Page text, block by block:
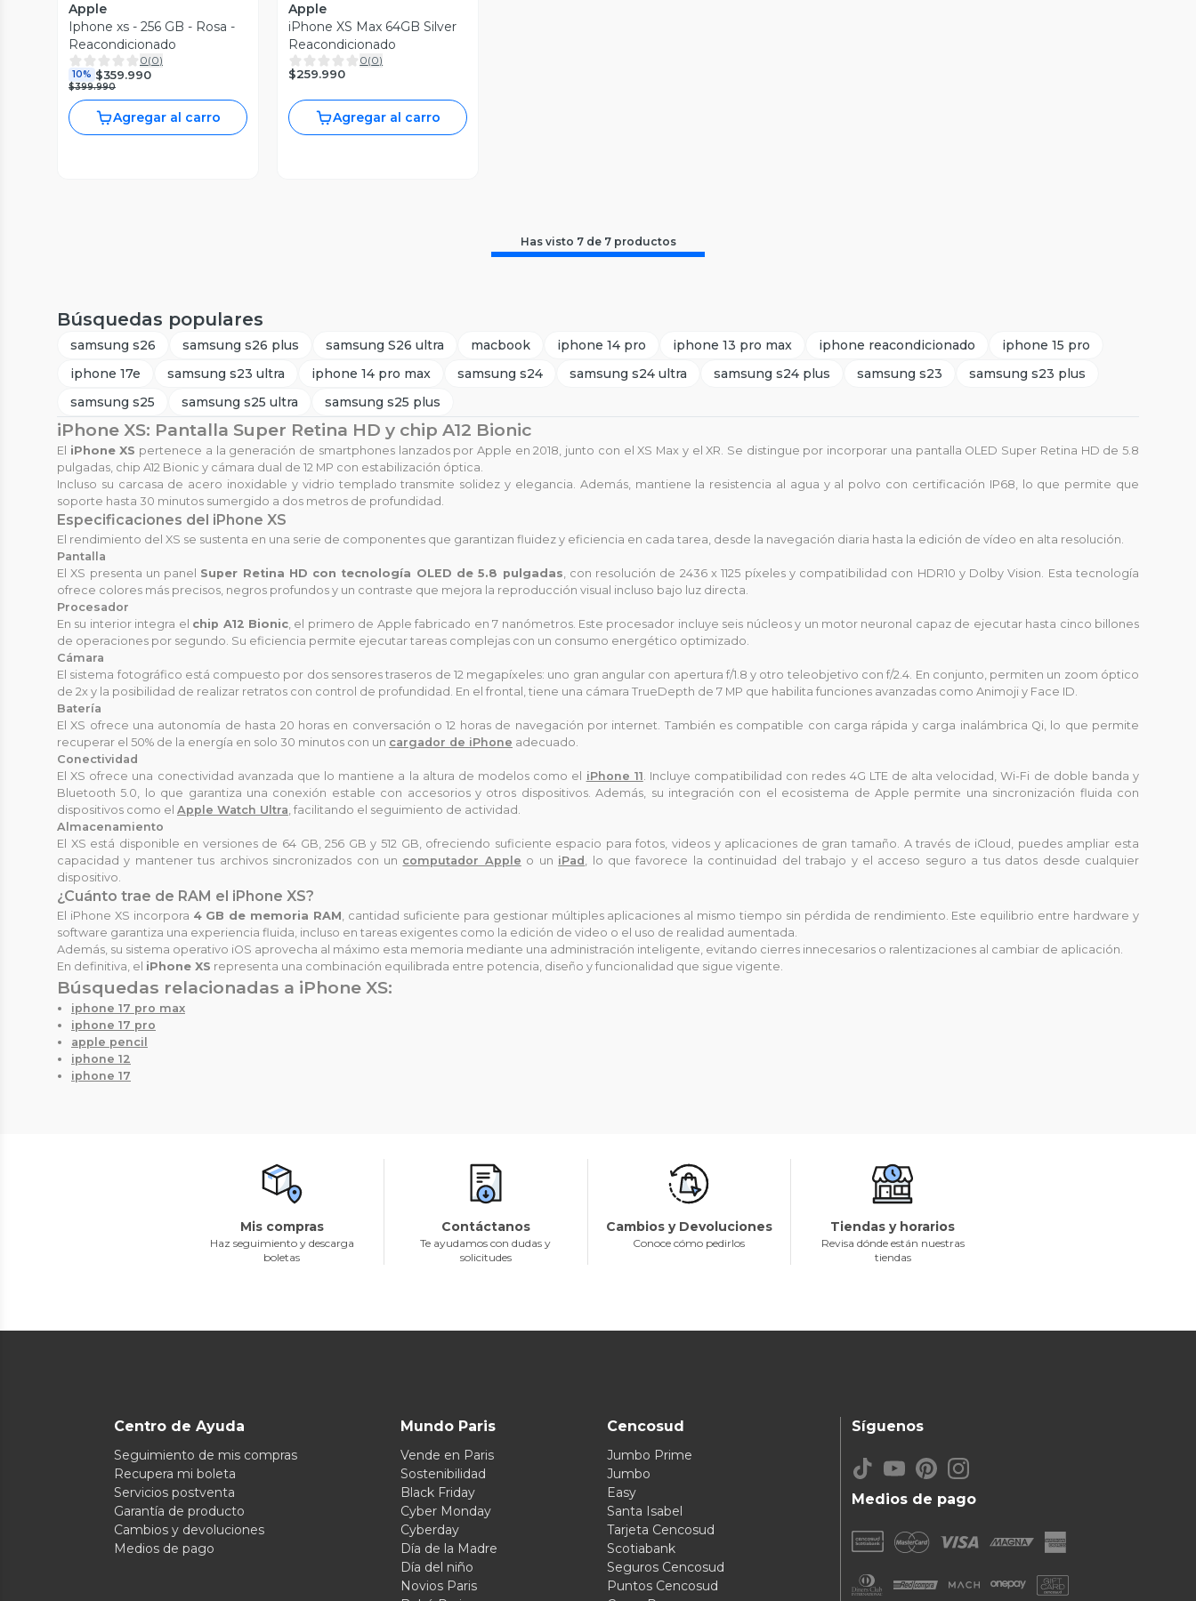
Apple
Iphone xs - 256 GB - Rosa -
Reacondicionado
0(0)
10% $359.990
$399.990
Agregar al carro
Apple
iPhone XS Max 64GB Silver
Reacondicionado
0(0)
$259.990
Agregar al carro
Has visto 7de 7 productos
Búsquedas populares
samsung s26 samsung s26 plus samsung S26 ultra macbook iphone 14 pro iphone 13 pro max iphone reacondicionado
iphone 15 pro
iphone 17e
samsung s23 ultra iphone 14 pro max samsung s24 samsung s24 ultra samsung s24 plus samsung s23
samsung s23 plus
samsung s25
samsung s25 ultra samsung s25 plus
iPhone XS: Pantalla Super Retina HD y chip A12 Bionic
El iPhone XS pertenece a la generación de smartphones lanzados por Apple en 2018, junto con el XS Max y el XR. Se distingue por incorporar una pantalla OLED Super Retina HD de 5.8
pulgadas, chip A12 Bionic y cámara dual de 12 MP con estabilización óptica.
Incluso su carcasa de acero inoxidable y vidrio templado transmite solidez y elegancia. Además, mantiene la resistencia al agua y al polvo con certificación IP68, lo que permite que
soporte hasta 30 minutos sumergido a dos metros de profundidad.
Especificaciones del iPhone XS
El rendimiento del XS se sustenta en una serie de componentes que garantizan fluidez y eficiencia en cada tarea, desde la navegación diaria hasta la edición de vídeo en alta resolución.
Pantalla
El XS presenta un panel Super Retina HD con tecnología OLED de 5.8 pulgadas, con resolución de 2436 x 1125 píxeles y compatibilidad con HDR10 y Dolby Vision. Esta tecnología
ofrece colores más precisos, negros profundos y un contraste que mejora la reproducción visual incluso bajo luz directa.
Procesador
En su interior integra el chip A12 Bionic, el primero de Apple fabricado en 7 nanómetros. Este procesador incluye seis núcleos y un motor neuronal capaz de ejecutar hasta cinco billones
de operaciones por segundo. Su eficiencia permite ejecutar tareas complejas con un consumo energético optimizado.
Cámara
El sistema fotográfico está compuesto por dos sensores traseros de 12 megapíxeles: uno gran angular con apertura f/1.8 y otro teleobjetivo con f/2.4. En conjunto, permiten un zoom óptico
de 2x y la posibilidad de realizar retratos con control de profundidad. En el frontal, tiene una cámara TrueDepth de 7 MP que habilita funciones avanzadas como Animoji y Face ID.
Batería
El XS ofrece una autonomía de hasta 20 horas en conversación o 12 horas de navegación por internet. También es compatible con carga rápida y carga inalámbrica Qi, lo que permite
recuperar el 50% de la energía en solo 30 minutos con un cargador de iPhone adecuado.
Conectividad
El XS ofrece una conectividad avanzada que lo mantiene a la altura de modelos como el iPhone 11. Incluye compatibilidad con redes 4G LTE de alta velocidad, Wi-Fi de doble banda y
Bluetooth 5.0, lo que garantiza una conexión estable con accesorios y otros dispositivos. Además, su integración con el ecosistema de Apple permite una sincronización fluida con
dispositivos como el Apple Watch Ultra, facilitando el seguimiento de actividad.
Almacenamiento
El XS está disponible en versiones de 64 GB, 256 GB y 512 GB, ofreciendo suficiente espacio para fotos, videos y aplicaciones de gran tamaño. A través de iCloud, puedes ampliar esta
capacidad y mantener tus archivos sincronizados con un computador Apple o un iPad , lo que favorece la continuidad del trabajo y el acceso seguro a tus datos desde cualquier
dispositivo.
¿Cuánto trae de RAM el iPhone XS?
El iPhone XS incorpora 4 GB de memoria RAM, cantidad suficiente para gestionar múltiples aplicaciones al mismo tiempo sin pérdida de rendimiento. Este equilibrio entre hardware y
software garantiza una experiencia fluida, incluso en tareas exigentes como la edición de video o el uso de realidad aumentada.
Además, su sistema operativo iOS aprovecha al máximo esta memoria mediante una administración inteligente, evitando cierres innecesarios o ralentizaciones al cambiar de aplicación.
En definitiva, el iPhone XS representa una combinación equilibrada entre potencia, diseño y funcionalidad que sigue vigente.
Búsquedas relacionadas a iPhone XS:
iphone 17 pro max
iphone 17 pro
apple pencil
iphone 12
iphone 17
Mis compras
Haz seguimiento y descarga
boletas
Contáctanos
Te ayudamos con dudas y
solicitudes
Cambios y Devoluciones
Conoce cómo pedirlos
Tiendas y horarios
Revisa dónde están nuestras
tiendas
Centro de Ayuda
Seguimiento de mis compras
Recupera mi boleta
Servicios postventa
Garantía de producto
Cambios y devoluciones
Medios de pago
Mundo Paris
Vende en Paris
Sostenibilidad
Black Friday
Cyber Monday
Cyberday
Día de la Madre
Día del niño
Novios Paris
Cencosud
Jumbo Prime
Jumbo
Easy
Santa Isabel
Tarjeta Cencosud
Scotiabank
Seguros Cencosud
Puntos Cencosud
Medios de pago
Síguenos